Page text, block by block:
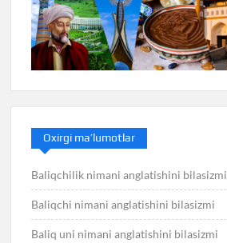
Oxirgi ma’lumotlar
Baliqchilik nimani anglatishini bilasizmi
Baliqchi nimani anglatishini bilasizmi
Baliq uni nimani anglatishini bilasizmi